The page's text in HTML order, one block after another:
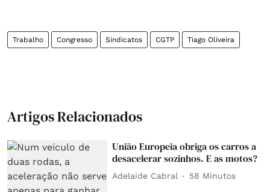
Trabalho Congresso Sindicatos CGTP Tiago Oliveira
Artigos Relacionados
União Europeia obriga os carros a
desacelerar sozinhos. E as motos?
Adelaide Cabral 58 Minutos